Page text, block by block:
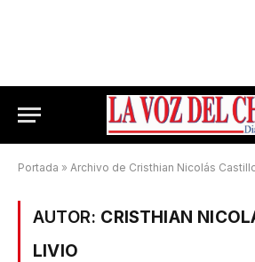
Portada » Archivo de Cristhian Nicolás
AUTOR: CRISTHIAN
LIVIO